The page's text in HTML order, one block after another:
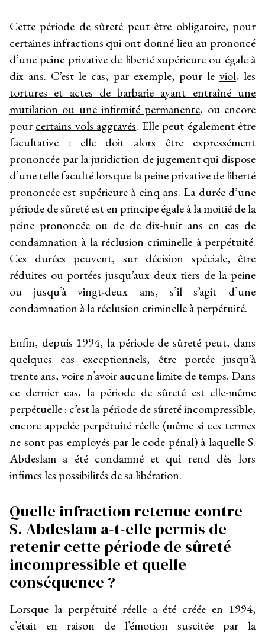
Cette période de sûreté peut être obligatoire, pour
certaines infractions qui ont donné lieu au prononcé
d’une peine privative de liberté supérieure ou égale à
dix ans. C’est le cas, par exemple, pour le viol, les
tortures et actes de barbarie ayant entraîné une
mutilation ou une infirmité permanente, ou encore
pour certains vols aggravés. Elle peut également être
facultative : elle doit alors être expressément
prononcée par la juridiction de jugement qui dispose
d’une telle faculté lorsque la peine privative de liberté
prononcée est supérieure à cinq ans. La durée d’une
période de sûreté est en principe égale à la moitié de la
peine prononcée ou de de dix-huit ans en cas de
condamnation à la réclusion criminelle à perpétuité.
Ces durées peuvent, sur décision spéciale, être
réduites ou portées jusqu’aux deux tiers de la peine
ou jusqu’à vingt-deux ans, s’il s’agit d’une
condamnation à la réclusion criminelle à perpétuité.
Enfin, depuis 1994, la période de sûreté peut, dans
quelques cas exceptionnels, être portée jusqu’à
trente ans, voire n’avoir aucune limite de temps. Dans
ce dernier cas, la période de sûreté est elle-même
perpétuelle : c’est la période de sûreté incompressible,
encore appelée perpétuité réelle (même si ces termes
ne sont pas employés par le code pénal) à laquelle S.
Abdeslam a été condamné et qui rend dès lors
infimes les possibilités de sa libération.
Quelle infraction retenue contre
S. Abdeslam a-t-elle permis de
retenir cette période de sûreté
incompressible et quelle
conséquence ?
Lorsque la perpétuité réelle a été créée en 1994,
c’était en raison de l’émotion suscitée par la